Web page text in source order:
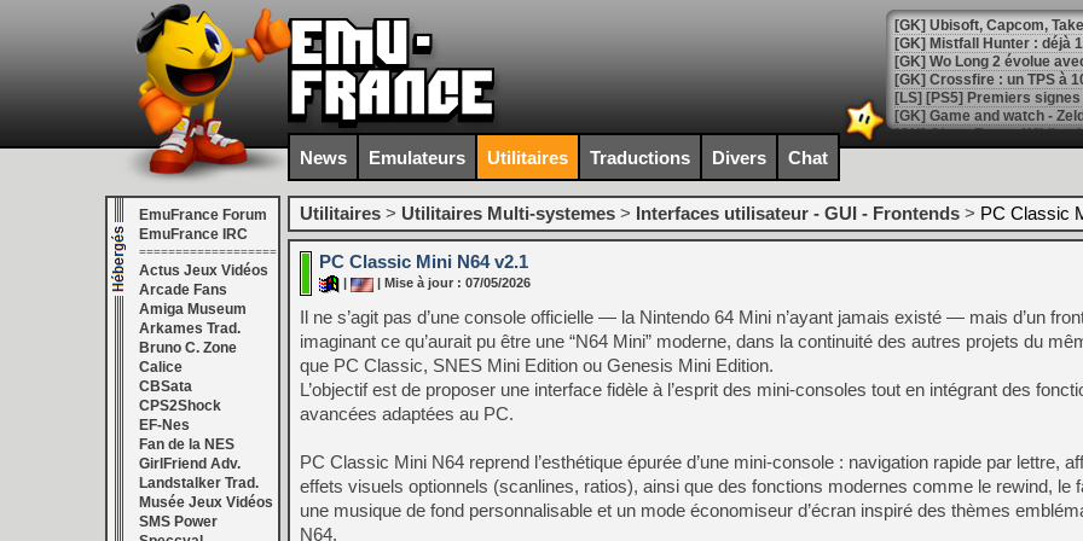
[GK] Mistfall Hunter : déjà
[GK] Wo Long 2 évolue
[GK] Crossfire : un TPS à
[LS] [PS5] Premiers
[Mo5] DOOM arrive en
[GK] Bethesda fête les 30
[GK] Roblox : l'action en
[GK] Agenda - GeForce
[GK] Devolver Digital en a
[LS] [PS5] ps5-y2jb-
[GK] Pourquoi Marvel
[GK] Test : Restory : Chill
[GK] GTA 6 : Rockstar
[GK] Hot Wheels Infinite
[GK] Mémoire cash -
[GK] Résultats Nintendo :
News Emulateurs Utilitaires Traductions Divers Chat
EmuFrance Forum
EmuFrance IRC
===================
Actus Jeux Vidéos
Arcade Fans
Amiga Museum
Arkames Trad.
Bruno C. Zone
Calice
CBSata
CPS2Shock
EF-Nes
Fan de la NES
GirlFriend Adv.
Landstalker Trad.
Musée Jeux Vidéos
SMS Power
Utilitaires > Utilitaires Multi-systemes > Interfaces utilisateur - GUI - Frontends > PC Classic
PC Classic Mini N64 v2.1
| Mise à jour : 07/05/2026
Il ne s’agit pas d’une console officielle — la Nintendo 64 Mini n’ayant jamais existé — mais d’un
imaginant ce qu’aurait pu être une “N64 Mini” moderne, dans la continuité des autres projets du
que PC Classic, SNES Mini Edition ou Genesis Mini Edition.
L’objectif est de proposer une interface fidèle à l’esprit des mini‑consoles tout en intégrant des
avancées adaptées au PC.
PC Classic Mini N64 reprend l’esthétique épurée d’une mini‑console : navigation rapide par lettre,
effets visuels optionnels (scanlines, ratios), ainsi que des fonctions modernes comme le rewind, le
une musique de fond personnalisable et un mode économiseur d’écran inspiré des thèmes
N64.